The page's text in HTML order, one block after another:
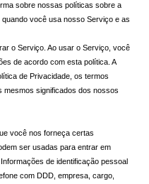
sobre nossas políticas sobre a
você usa nosso Serviço e as
o Serviço. Ao usar o Serviço, você
de acordo com esta política. A
de Privacidade, os termos
mesmos significados dos nossos
você nos forneça certas
ser usadas para entrar em
de identificação pessoal
com DDD, empresa, cargo,